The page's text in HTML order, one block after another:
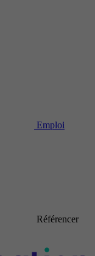
Emploi
Référencer